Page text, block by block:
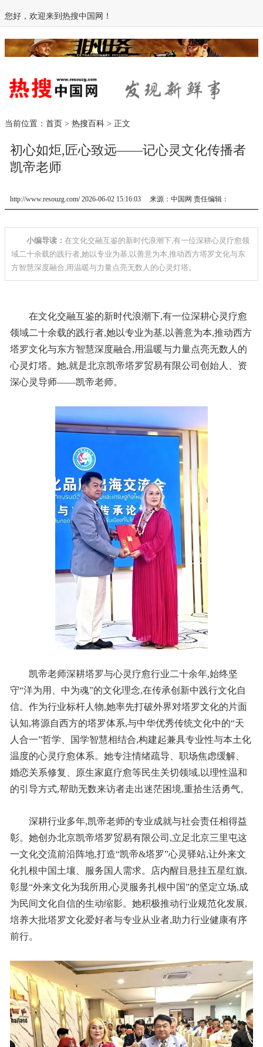
您好，欢迎来到热搜中国网！
当前位置： 首页 > 热搜百科 > 正文
初心如炬,匠心致远——记心灵文化传播者
凯帝老师
http://www.resouzg.com/ 2026-06-02 15:16:03 来源：中国网 责任编辑：
小编导读： 在文化交融互鉴的新时代浪潮下,有一位深耕心灵疗愈领
域二十余载的践行者,她以专业为基,以善意为本,推动西方塔罗文化与东
方智慧深度融合,用温暖与力量点亮无数人的心灵灯塔。
在文化交融互鉴的新时代浪潮下,有一位深耕心灵疗愈
领域二十余载的践行者,她以专业为基,以善意为本,推动西方
塔罗文化与东方智慧深度融合,用温暖与力量点亮无数人的
心灵灯塔。她,就是北京凯帝塔罗贸易有限公司创始人、资
深心灵导师——凯帝老师。
凯帝老师深耕塔罗与心灵疗愈行业二十余年,始终坚
守“洋为用、中为魂”的文化理念,在传承创新中践行文化自
信。作为行业标杆人物,她率先打破外界对塔罗文化的片面
认知,将源自西方的塔罗体系,与中华优秀传统文化中的“天
人合一”哲学、国学智慧相结合,构建起兼具专业性与本土化
温度的心灵疗愈体系。她专注情绪疏导、职场焦虑缓解、
婚恋关系修复、原生家庭疗愈等民生关切领域,以理性温和
的引导方式,帮助无数来访者走出迷茫困境,重拾生活勇气。
深耕行业多年,凯帝老师的专业成就与社会责任相得益
彰。她创办北京凯帝塔罗贸易有限公司,立足北京三里屯这
一文化交流前沿阵地,打造“凯帝&塔罗”心灵驿站,让外来文
化扎根中国土壤、服务国人需求。店内醒目悬挂五星红旗,
彰显“外来文化为我所用,心灵服务扎根中国”的坚定立场,成
为民间文化自信的生动缩影。她积极推动行业规范化发展,
培养大批塔罗文化爱好者与专业从业者,助力行业健康有序
前行。